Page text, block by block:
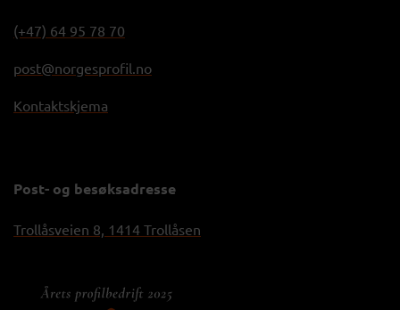
(+47) 64 95 78 70
post@norgesprofil.no
Kontaktskjema
Post- og besøksadresse
Trollåsveien 8, 1414 Trollåsen